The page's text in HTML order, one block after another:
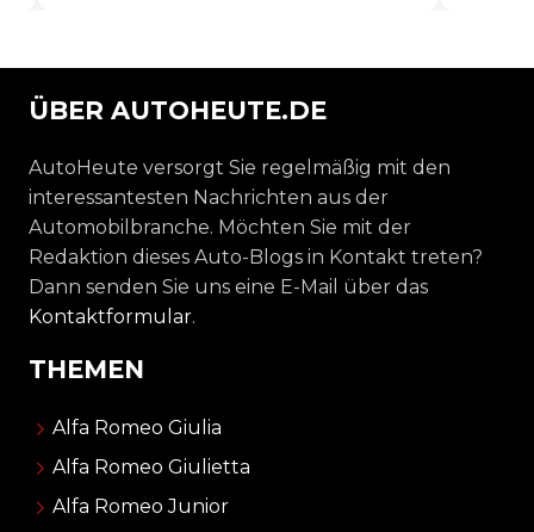
ÜBER AUTOHEUTE.DE
AutoHeute versorgt Sie regelmäßig mit den
interessantesten Nachrichten aus der
Automobilbranche. Möchten Sie mit der
Redaktion dieses Auto-Blogs in Kontakt treten?
Dann senden Sie uns eine E-Mail über das
Kontaktformular.
THEMEN
Alfa Romeo Giulia
Alfa Romeo Giulietta
Alfa Romeo Junior